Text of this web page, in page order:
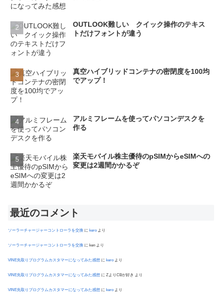
OUTLOOK難しい クイック操作のテキス
トだけフォントが違う
真空ハイブリッドコンテナの密閉度を100均
でアップ！
アルミフレームを使ってパソコンデスクを
作る
楽天モバイル株主優待のpSIMからeSIMへの
変更は2週間かかるぞ
最近のコメント
ソーラーチャージャーコントローラを交換 に kero より
ソーラーチャージャーコントローラを交換 に ken より
VINE先取りプログラムカスタマーになってみた感想 に kero より
VINE先取りプログラムカスタマーになってみた感想 に ZよりCBが好き より
VINE先取りプログラムカスタマーになってみた感想 に kero より